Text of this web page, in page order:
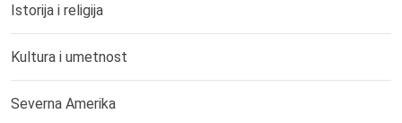
Istorija i religija
Kultura i umetnost
Severna Amerika